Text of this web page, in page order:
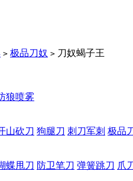
> 极品刀奴 > 刀奴蝎子王
狼喷雾
山砍刀 狗腿刀 刺刀军刺 极品
蝶甩刀 防卫笔刀 弹簧跳刀 爪